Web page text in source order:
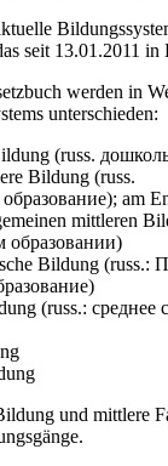
seit 13.01.2011 in
werden in
unterschieden:
(russ.
Bildung (russ.
am
mittleren
образовании)
Bildung (russ.:
(russ.: среднее
und mittlere